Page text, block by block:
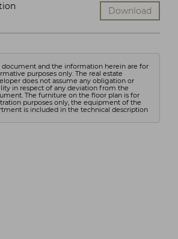
Download
document and the information herein are for
purposes only. The real estate
does not assume any obligation or
in respect of any deviation from the
The furniture on the floor plan is for
purposes only, the equipment of the
is included in the technical description